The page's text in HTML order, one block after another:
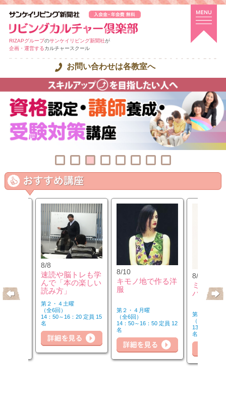
RIZAPグループのサンケイリビング新聞社が
企画・運営するカルチャースクール
お問い合わせは各教室へ
8/8
速読や脳トレも学
んで「本の楽しい
読み方」
第２・４土曜
（全6回）
14：50～16：20 定員 15
名
8/10
キモノ地で作る洋
服
第２・４月曜
（全6回）
14：50～16：50 定員 12
名
8/10
ミュージ
バーを楽
第２・４月曜
（全6回）
13：00～14
名